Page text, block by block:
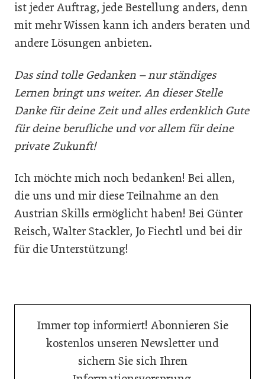
ist jeder Auftrag, jede Bestellung anders, denn
mit mehr Wissen kann ich anders beraten und
andere Lösungen anbieten.
Das sind tolle Gedanken – nur ständiges
Lernen bringt uns weiter. An dieser Stelle
Danke für deine Zeit und alles erdenklich Gute
für deine berufliche und vor allem für deine
private Zukunft!
Ich möchte mich noch bedanken! Bei allen,
die uns und mir diese Teilnahme an den
Austrian Skills ermöglicht haben! Bei Günter
Reisch, Walter Stackler, Jo Fiechtl und bei dir
für die Unterstützung!
Immer top informiert! Abonnieren Sie
kostenlos unseren Newsletter und
sichern Sie sich Ihren